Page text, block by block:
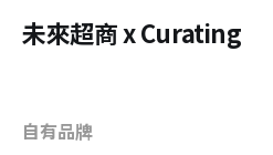
未來超商 x Curating
自有品牌